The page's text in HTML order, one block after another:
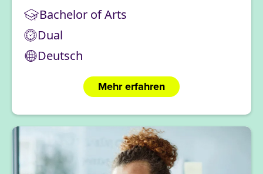
Bachelor of Arts
Dual
Deutsch
Mehr erfahren